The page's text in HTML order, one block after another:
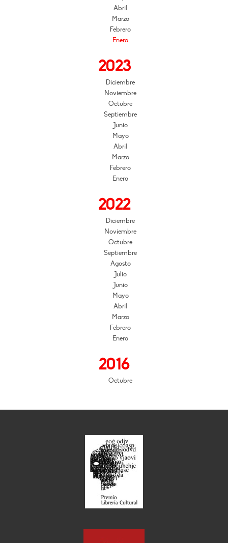
Abril
Marzo
Febrero
Enero
2023
Diciembre
Noviembre
Octubre
Septiembre
Junio
Mayo
Abril
Marzo
Febrero
Enero
2022
Diciembre
Noviembre
Octubre
Septiembre
Agosto
Julio
Junio
Mayo
Abril
Marzo
Febrero
Enero
2016
Octubre